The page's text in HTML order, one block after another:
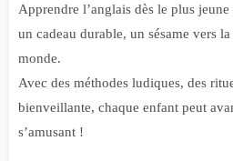
Apprendre l’anglais dès le plus
un cadeau durable, un sésame vers
monde.
Avec des méthodes ludiques, des
bienveillante, chaque enfant peut
s’amusant !